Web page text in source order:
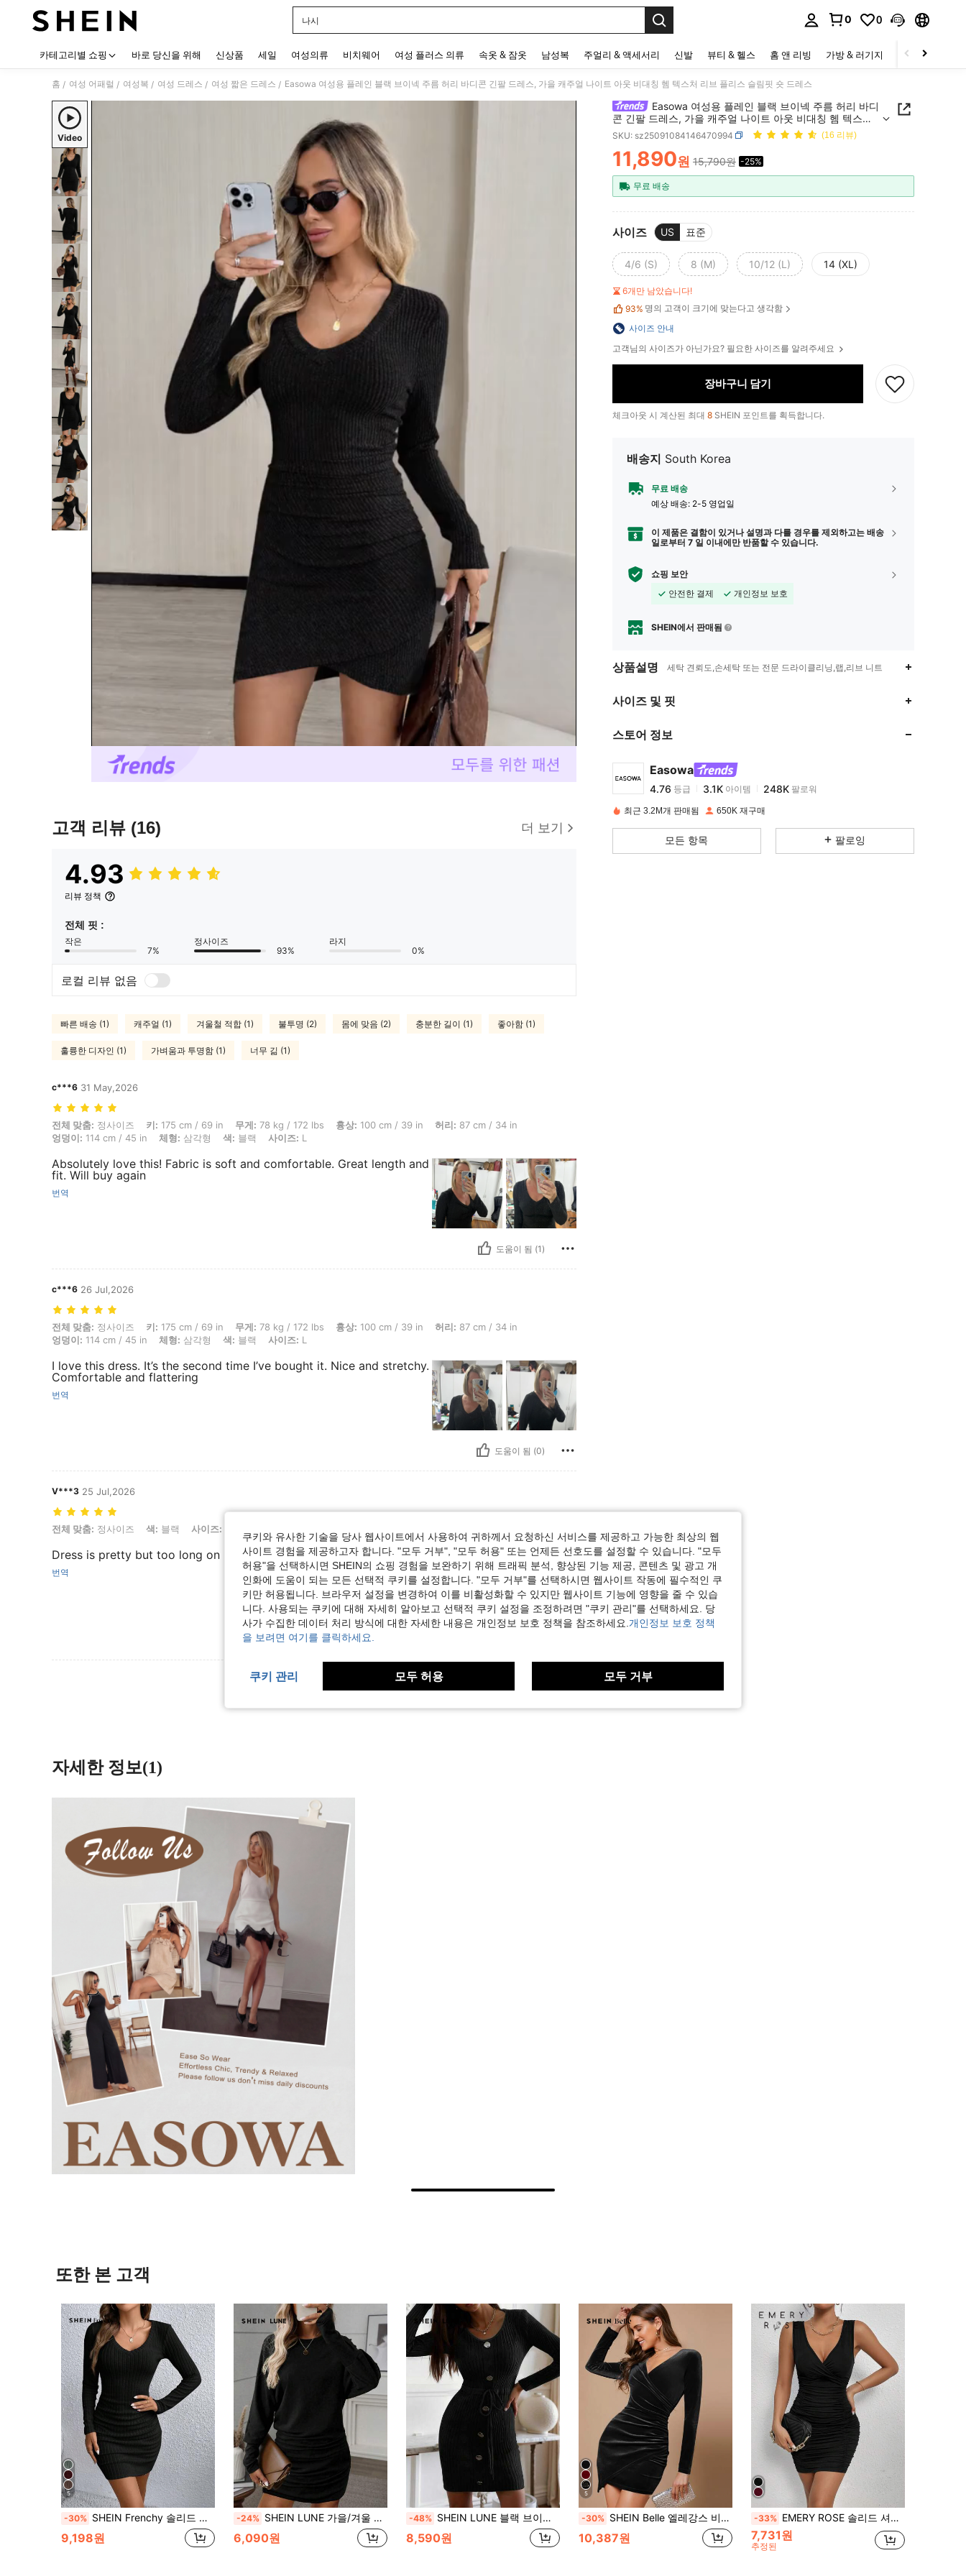
나시
0 0
카테고리별 쇼핑 바로 당신을 위해 신상품 세일 여성의류 비치웨어 여성 플러스 의류 속옷 & 잠옷 남성복 주얼리 & 액세서리 신발 뷰티 & 헬스 홈 앤 리빙 가방 & 러기지 스포츠 & 아웃
홈 / 여성 어패럴 / 여성복 / 여성 드레스 / 여성 짧은 드레스 / Easowa 여성용 플레인 블랙 브이넥 주름 허리 바디콘 긴팔 드레스, 가을 캐주얼 나이트 아웃 비대칭 헴 텍스처 리브 플리스 슬림핏 숏 드레스
Video
고객 리뷰 (16) 더 보기
4.93
리뷰 정책
전체 핏 :
작은
7%
정사이즈
93%
라지
0%
로컬 리뷰 없음
빠른 배송 (1) 캐주얼 (1) 겨울철 적합 (1) 불투명 (2) 몸에 맞음 (2) 충분한 길이 (1) 좋아함 (1)
훌륭한 디자인 (1) 가벼움과 투명함 (1) 너무 긺 (1)
c***6 31 May,2026
전체 맞춤: 정사이즈, 키: 175 cm / 69 in, 무게: 78 kg / 172 lbs, 흉상: 100 cm / 39 in, 허리: 87 cm / 34 in, 엉덩이: 114 cm / 45 in, 체형: 삼각형, 색: 블랙, 사이즈: L
전체 맞춤: 정사이즈 키: 175 cm / 69 in 무게: 78 kg / 172 lbs 흉상: 100 cm / 39 in 허리: 87 cm / 34 in
엉덩이: 114 cm / 45 in 체형: 삼각형 색: 블랙 사이즈: L
Absolutely love this! Fabric is soft and comfortable. Great length and
fit. Will buy again
번역
도움이 됨 (1)
c***6 26 Jul,2026
전체 맞춤: 정사이즈, 키: 175 cm / 69 in, 무게: 78 kg / 172 lbs, 흉상: 100 cm / 39 in, 허리: 87 cm / 34 in, 엉덩이: 114 cm / 45 in, 체형: 삼각형, 색: 블랙, 사이즈: L
전체 맞춤: 정사이즈 키: 175 cm / 69 in 무게: 78 kg / 172 lbs 흉상: 100 cm / 39 in 허리: 87 cm / 34 in
엉덩이: 114 cm / 45 in 체형: 삼각형 색: 블랙 사이즈: L
I love this dress. It’s the second time I’ve bought it. Nice and stretchy.
Comfortable and flattering
번역
도움이 됨 (0)
V***3 25 Jul,2026
전체 맞춤: 정사이즈, 색: 블랙, 사이즈: L
전체 맞춤: 정사이즈 색: 블랙 사이즈:
Dress is pretty but too long on me. Returned.
번역
리뷰 더 보기
Easowa 여성용 플레인 블랙 브이넥 주름 허리 바디
콘 긴팔 드레스, 가을 캐주얼 나이트 아웃 비대칭 헴 텍스처
리브 플리스 슬림핏 숏 드레스
SKU: sz25091084146470994 (16 리뷰)
PRICE AND AVAILABILITY
11,890원 15,790원 -25%
무료 배송
사이즈 US 표준
4/6 (S) 8 (M) 10/12 (L) 14 (XL)
6개만 남았습니다!
93% 명의 고객이 크기에 맞는다고 생각함
사이즈 안내
고객님의 사이즈가 아닌가요? 필요한 사이즈를 알려주세요
장바구니 담기
체크아웃 시 계산된 최대 8 SHEIN 포인트를 획득합니다.
배송지 South Korea
무료 배송
예상 배송: 2-5 영업일
이 제품은 결함이 있거나 설명과 다를 경우를 제외하고는 배송
일로부터 7 일 이내에만 반품할 수 있습니다.
쇼핑 보안
안전한 결제
개인정보 보호
SHEIN에서 판매됨
상품설명 세탁 견뢰도,손세탁 또는 전문 드라이클리닝,랩,리브 니트
사이즈 및 핏
스토어 정보
Easowa
4.76
4.76 등급 3.1K아이템
b***8 이(가)하루 전에지불됨
최근 3.2M개 판매됨 650K 재구매
모든 항목 팔로잉
자세한 정보(1)
또한 본 고객
5
-30% SHEIN Frenchy 솔리드 브이넥 그레인 패브릭 블랙 스커트 바디콘 드레스
9,198원
-24% SHEIN LUNE 가을/겨울 패션 신상 캐주얼 블랙 긴소매 배트윙 슬리브 셔링 밑단 바디콘 드레스
6,090원
-48% SHEIN LUNE 블랙 브이넥 메탈 버클 신치 허리 니트 드레스
8,590원
5
-30% SHEIN Belle 엘레강스 비대칭 루시드 랩 플레인 드레스
10,387원
-33% EMERY ROSE 솔리드 셔링 바디콘 드레스
7,731원
추정된
쿠키와 유사한 기술을 당사 웹사이트에서 사용하여 귀하께서 요청하신 서비스를 제공하고 가능한 최상의 웹
사이트 경험을 제공하고자 합니다. "모두 거부", "모두 허용" 또는 언제든 선호도를 설정할 수 있습니다. "모두
허용"을 선택하시면 SHEIN의 쇼핑 경험을 보완하기 위해 트래픽 분석, 향상된 기능 제공, 콘텐츠 및 광고 개
인화에 도움이 되는 모든 선택적 쿠키를 설정합니다. "모두 거부"를 선택하시면 웹사이트 작동에 필수적인 쿠
키만 허용됩니다. 브라우저 설정을 변경하여 이를 비활성화할 수 있지만 웹사이트 기능에 영향을 줄 수 있습
니다. 사용되는 쿠키에 대해 자세히 알아보고 선택적 쿠키 설정을 조정하려면 "쿠키 관리"를 선택하세요. 당
사가 수집한 데이터 처리 방식에 대한 자세한 내용은 개인정보 보호 정책을 참조하세요. 개인정보 보호 정책
을 보려면 여기를 클릭하세요.
쿠키 관리 모두 허용 모두 거부